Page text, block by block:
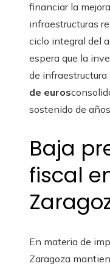
financiar la
infraestructuras
ciclo integral del
espera que la
de infraestructura
de euros
sostenido de
Baja
fiscal
En materia de
Zaragoza